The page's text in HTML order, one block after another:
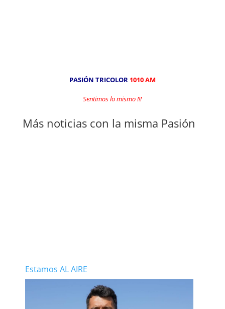
PASIÓN TRICOLOR 1010 AM
Sentimos lo mismo !!!
Más noticias con la misma Pasión
Estamos AL AIRE